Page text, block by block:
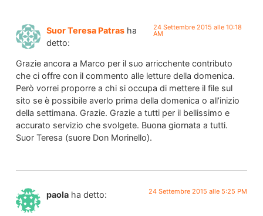
Suor Teresa Patras ha
detto:
24 Settembre 2015 alle 10:18
AM
Grazie ancora a Marco per il suo arricchente contributo
che ci offre con il commento alle letture della domenica.
Però vorrei proporre a chi si occupa di mettere il file sul
sito se è possibile averlo prima della domenica o all’inizio
della settimana. Grazie. Grazie a tutti per il bellissimo e
accurato servizio che svolgete. Buona giornata a tutti.
Suor Teresa (suore Don Morinello).
paola ha detto: 24 Settembre 2015 alle 5:25 PM